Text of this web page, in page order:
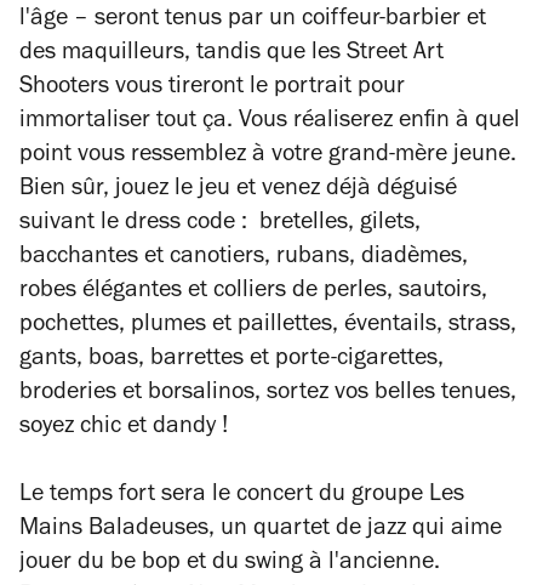
l'âge – seront tenus par un coiffeur-barbier et
des maquilleurs, tandis que les Street Art
Shooters vous tireront le portrait pour
immortaliser tout ça. Vous réaliserez enfin à quel
point vous ressemblez à votre grand-mère jeune.
Bien sûr, jouez le jeu et venez déjà déguisé
suivant le dress code : bretelles, gilets,
bacchantes et canotiers, rubans, diadèmes,
robes élégantes et colliers de perles, sautoirs,
pochettes, plumes et paillettes, éventails, strass,
gants, boas, barrettes et porte-cigarettes,
broderies et borsalinos, sortez vos belles tenues,
soyez chic et dandy !
Le temps fort sera le concert du groupe Les
Mains Baladeuses, un quartet de jazz qui aime
jouer du be bop et du swing à l'ancienne.